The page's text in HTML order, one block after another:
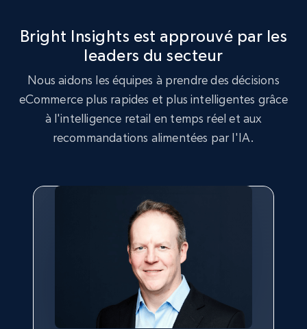
359+ Commencer
Google Shopping
URL, Product id, Title, Product description,
Google Shopping - collects products from
web using keywords
URL, Product id, Title, Product description,
Bright Insights est approuvé par les
leaders du secteur
Nous aidons les équipes à prendre des décisions
eCommerce plus rapides et plus intelligentes grâce
à l'intelligence retail en temps réel et aux
recommandations alimentées par l'IA.